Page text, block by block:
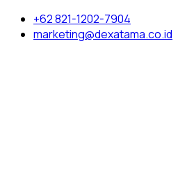
+62 821-1202-7904
marketing@dexatama.co.id